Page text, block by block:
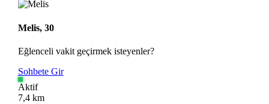
Melis, 30
Eğlenceli vakit geçirmek isteyenler?
Sohbete Gir
Aktif
7,4 km